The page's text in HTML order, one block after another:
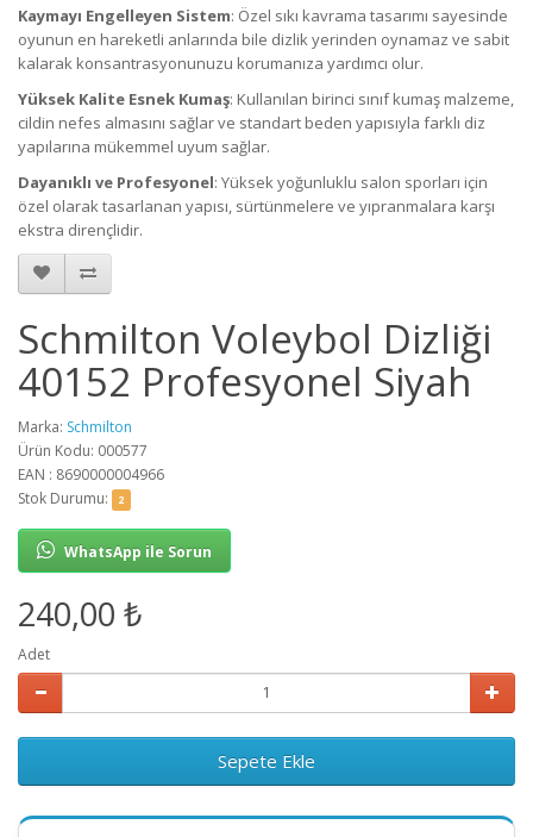
Kaymayı Engelleyen Sistem: Özel sıkı kavrama tasarımı sayesinde
oyunun en hareketli anlarında bile dizlik yerinden oynamaz ve sabit
kalarak konsantrasyonunuzu korumanıza yardımcı olur.
Yüksek Kalite Esnek Kumaş: Kullanılan birinci sınıf kumaş malzeme,
cildin nefes almasını sağlar ve standart beden yapısıyla farklı diz
yapılarına mükemmel uyum sağlar.
Dayanıklı ve Profesyonel: Yüksek yoğunluklu salon sporları için
özel olarak tasarlanan yapısı, sürtünmelere ve yıpranmalara karşı
ekstra dirençlidir.
Schmilton Voleybol Dizliği
40152 Profesyonel Siyah
Marka: Schmilton
Ürün Kodu: 000577
EAN : 8690000004966
Stok Durumu:
2
WhatsApp ile Sorun
240,00 ₺
Adet
Sepete Ekle